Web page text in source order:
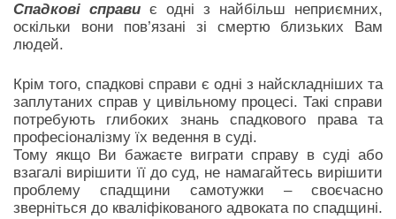
Спадкові справи є одні з найбільш неприємних,
оскільки вони пов’язані зі смертю близьких Вам
людей.
Крім того, спадкові справи є одні з найскладніших та
заплутаних справ у цивільному процесі. Такі справи
потребують глибоких знань спадкового права та
професіоналізму їх ведення в суді.
Тому якщо Ви бажаєте виграти справу в суді або
взагалі вирішити її до суд, не намагайтесь вирішити
проблему спадщини самотужки – своєчасно
зверніться до кваліфікованого адвоката по спадщині.